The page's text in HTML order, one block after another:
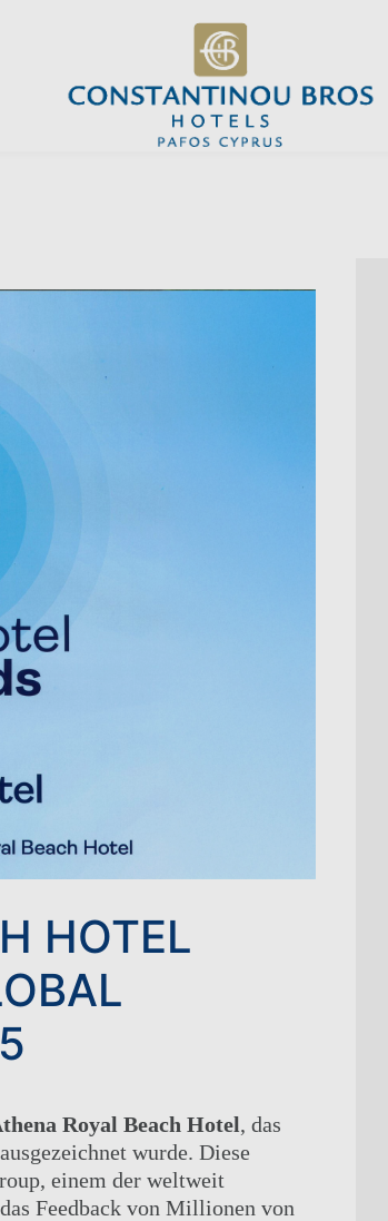
HOTEL
Royal Beach Hotel, das
wurde. Diese
einem der weltweit
Feedback von Millionen von